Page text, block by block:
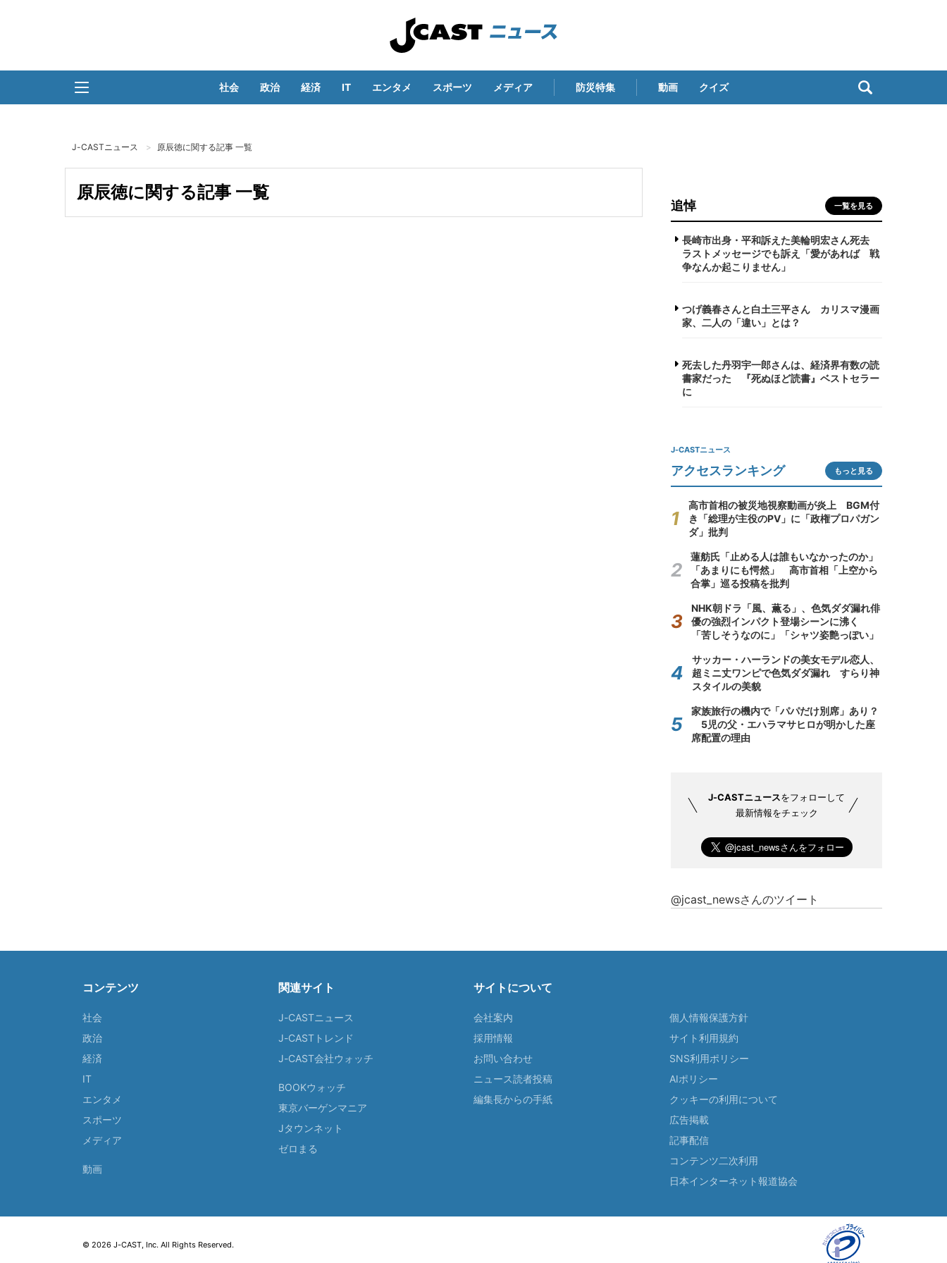
社会 政治 経済 IT エンタメ スポーツ メディア 防災特集 動画 クイズ
J-CASTニュース 原辰徳に関する記事 一覧
原辰徳に関する記事 一覧
追悼 一覧を見る
長崎市出身・平和訴えた美輪明宏さん死去
ラストメッセージでも訴え「愛があれば 戦
争なんか起こりません」
つげ義春さんと白土三平さん カリスマ漫画
家、二人の「違い」とは？
死去した丹羽宇一郎さんは、経済界有数の読
書家だった 『死ぬほど読書』ベストセラー
に
J-CASTニュース
アクセスランキング もっと見る
高市首相の被災地視察動画が炎上 BGM付
き「総理が主役のPV」に「政権プロパガン
ダ」批判
蓮舫氏「止める人は誰もいなかったのか」
「あまりにも愕然」 高市首相「上空から
合掌」巡る投稿を批判
NHK朝ドラ「風、薫る」、色気ダダ漏れ俳
優の強烈インパクト登場シーンに沸く
「苦しそうなのに」「シャツ姿艶っぽい」
サッカー・ハーランドの美女モデル恋人、
超ミニ丈ワンピで色気ダダ漏れ すらり神
スタイルの美貌
家族旅行の機内で「パパだけ別席」あり？
5児の父・エハラマサヒロが明かした座
席配置の理由
J-CASTニュースをフォローして
最新情報をチェック
@jcast_newsさんのツイート
コンテンツ
社会
政治
経済
IT
エンタメ
スポーツ
メディア
動画
関連サイト
J-CASTニュース
J-CASTトレンド
J-CAST会社ウォッチ
BOOKウォッチ
東京バーゲンマニア
Jタウンネット
ゼロまる
サイトについて
会社案内
採用情報
お問い合わせ
ニュース読者投稿
編集長からの手紙
個人情報保護方針
サイト利用規約
SNS利用ポリシー
AIポリシー
クッキーの利用について
広告掲載
記事配信
コンテンツ二次利用
日本インターネット報道協会
© 2026 J-CAST, Inc. All Rights Reserved.